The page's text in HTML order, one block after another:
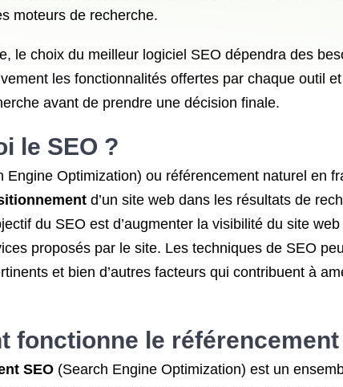
moteurs de recherche.
le choix du meilleur logiciel SEO dépendra des
les fonctionnalités offertes par chaque outil
avant de prendre une décision finale.
le SEO ?
Engine Optimization) ou référencement naturel en
d’un site web dans les résultats de
du SEO est d’augmenter la visibilité du site
proposés par le site. Les techniques de SEO
et bien d’autres facteurs qui contribuent à
fonctionne le référencement
SEO (Search Engine Optimization) est un